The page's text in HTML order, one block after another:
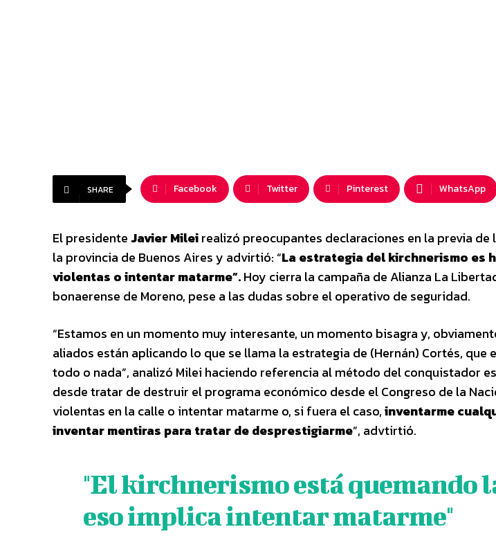
SHARE Facebook Twitter Pinterest WhatsApp
El presidente Javier Mileirealizó preocupantes declaraciones en la previa
la provincia de Buenos Aires y advirtió: “La estrategia del kirchnerismo es
violentas o intentar matarme”.Hoy cierra la campaña de Alianza La
bonaerense de Moreno, pese a las dudas sobre el operativo de seguridad.
“Estamos en un momento muy interesante, un momento bisagra y,
aliados están aplicando lo que se llama la estrategia de (Hernán) Cortés, que
todo o nada”, analizó Milei haciendo referencia al método del conquistador
desde tratar de destruir el programa económico desde el Congreso de la
violentas en la calle o intentar matarme o, si fuera el caso,inventarme
inventar mentiras para tratar de desprestigiarme”, advtirtió.
"El kirchnerismo está quemando
eso implica intentar matarme"